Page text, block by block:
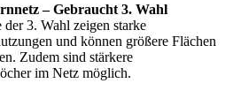
– Gebraucht 3. Wahl
3. Wahl zeigen starke
und können größere Flächen
Zudem sind stärkere
im Netz möglich.